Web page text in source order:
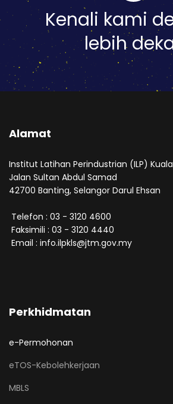
Kenali kami
lebih
Alamat
Institut Latihan Perindustrian (ILP)
Jalan Sultan Abdul Samad
42700 Banting, Selangor Darul Ehsan
Telefon : 03 - 3120 4600
Faksimili : 03 - 3120 4440
Email : info.ilpkls@jtm.gov.my
Perkhidmatan
e-Permohonan
eTOS-Kebolehkerjaan
MBLS